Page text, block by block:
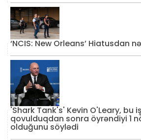
‘NCIS: New Orleans’ Hiatusdan
'Shark Tank's' Kevin O'Leary, bu
qovulduqdan sonra öyrəndiyi 1
olduğunu söylədi